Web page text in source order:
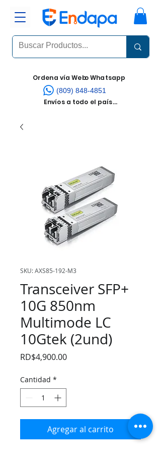
o Whatsapp
Ordena vía Web
(809) 848-4851
Envíos a todo el país...
SKU: AXS85-192-M3
Transceiver SFP+
10G 850nm
Multimode LC
10Gtek (2und)
RD$4,900.00Precio
Cantidad *
Agregar al carrito